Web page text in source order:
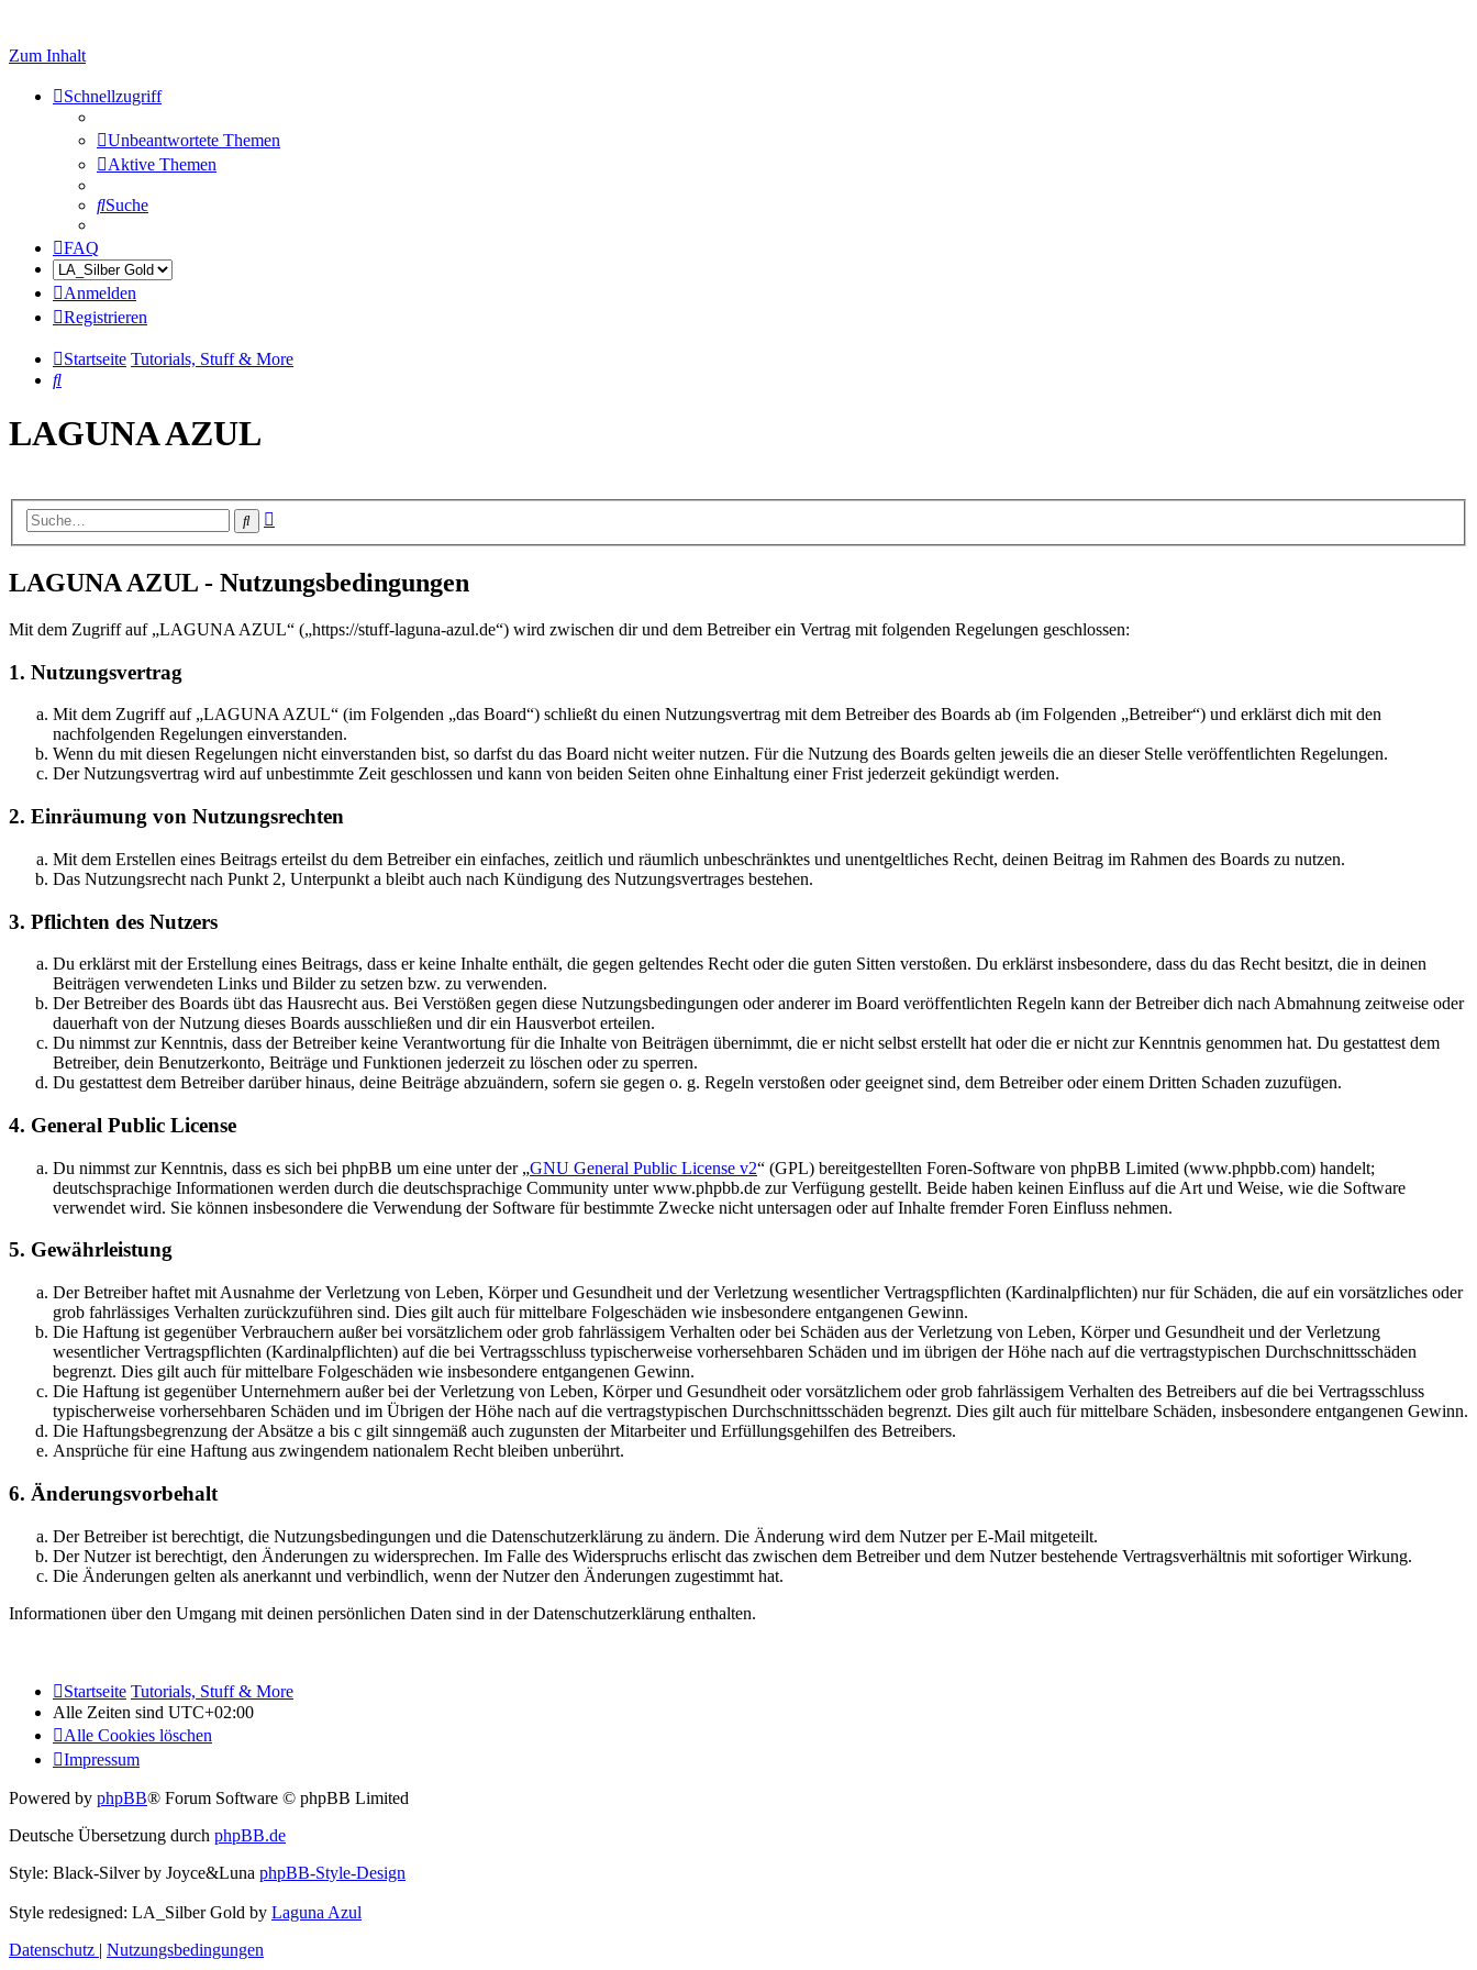
Zum Inhalt
Schnellzugriff
Unbeantwortete Themen
Aktive Themen
Suche
FAQ
Anmelden
Registrieren
Startseite Tutorials, Stuff & More
Suche
LAGUNA AZUL
Suche
LAGUNA AZUL - Nutzungsbedingungen
Mit dem Zugriff auf „LAGUNA AZUL“ („https://stuff-laguna-azul.de“) wird zwischen dir und dem Betreiber ein Vertrag mit folgenden Regelungen geschlossen:
1. Nutzungsvertrag
Mit dem Zugriff auf „LAGUNA AZUL“ (im Folgenden „das Board“) schließt du einen Nutzungsvertrag mit dem Betreiber des Boards ab (im Folgenden „Betreiber“) und erklärst dich mit den
nachfolgenden Regelungen einverstanden.
Wenn du mit diesen Regelungen nicht einverstanden bist, so darfst du das Board nicht weiter nutzen. Für die Nutzung des Boards gelten jeweils die an dieser Stelle veröffentlichten Regelungen.
Der Nutzungsvertrag wird auf unbestimmte Zeit geschlossen und kann von beiden Seiten ohne Einhaltung einer Frist jederzeit gekündigt werden.
2. Einräumung von Nutzungsrechten
Mit dem Erstellen eines Beitrags erteilst du dem Betreiber ein einfaches, zeitlich und räumlich unbeschränktes und unentgeltliches Recht, deinen Beitrag im Rahmen des Boards zu nutzen.
Das Nutzungsrecht nach Punkt 2, Unterpunkt a bleibt auch nach Kündigung des Nutzungsvertrages bestehen.
3. Pflichten des Nutzers
Du erklärst mit der Erstellung eines Beitrags, dass er keine Inhalte enthält, die gegen geltendes Recht oder die guten Sitten verstoßen. Du erklärst insbesondere, dass du das Recht besitzt, die in deinen
Beiträgen verwendeten Links und Bilder zu setzen bzw. zu verwenden.
Der Betreiber des Boards übt das Hausrecht aus. Bei Verstößen gegen diese Nutzungsbedingungen oder anderer im Board veröffentlichten Regeln kann der Betreiber dich nach Abmahnung zeitweise oder
dauerhaft von der Nutzung dieses Boards ausschließen und dir ein Hausverbot erteilen.
Du nimmst zur Kenntnis, dass der Betreiber keine Verantwortung für die Inhalte von Beiträgen übernimmt, die er nicht selbst erstellt hat oder die er nicht zur Kenntnis genommen hat. Du gestattest dem
Betreiber, dein Benutzerkonto, Beiträge und Funktionen jederzeit zu löschen oder zu sperren.
Du gestattest dem Betreiber darüber hinaus, deine Beiträge abzuändern, sofern sie gegen o. g. Regeln verstoßen oder geeignet sind, dem Betreiber oder einem Dritten Schaden zuzufügen.
4. General Public License
Du nimmst zur Kenntnis, dass es sich bei phpBB um eine unter der „GNU General Public License v2“ (GPL) bereitgestellten Foren-Software von phpBB Limited (www.phpbb.com) handelt;
deutschsprachige Informationen werden durch die deutschsprachige Community unter www.phpbb.de zur Verfügung gestellt. Beide haben keinen Einfluss auf die Art und Weise, wie die Software
verwendet wird. Sie können insbesondere die Verwendung der Software für bestimmte Zwecke nicht untersagen oder auf Inhalte fremder Foren Einfluss nehmen.
5. Gewährleistung
Der Betreiber haftet mit Ausnahme der Verletzung von Leben, Körper und Gesundheit und der Verletzung wesentlicher Vertragspflichten (Kardinalpflichten) nur für Schäden, die auf ein vorsätzliches oder
grob fahrlässiges Verhalten zurückzuführen sind. Dies gilt auch für mittelbare Folgeschäden wie insbesondere entgangenen Gewinn.
Die Haftung ist gegenüber Verbrauchern außer bei vorsätzlichem oder grob fahrlässigem Verhalten oder bei Schäden aus der Verletzung von Leben, Körper und Gesundheit und der Verletzung
wesentlicher Vertragspflichten (Kardinalpflichten) auf die bei Vertragsschluss typischerweise vorhersehbaren Schäden und im übrigen der Höhe nach auf die vertragstypischen Durchschnittsschäden
begrenzt. Dies gilt auch für mittelbare Folgeschäden wie insbesondere entgangenen Gewinn.
Die Haftung ist gegenüber Unternehmern außer bei der Verletzung von Leben, Körper und Gesundheit oder vorsätzlichem oder grob fahrlässigem Verhalten des Betreibers auf die bei Vertragsschluss
typischerweise vorhersehbaren Schäden und im Übrigen der Höhe nach auf die vertragstypischen Durchschnittsschäden begrenzt. Dies gilt auch für mittelbare Schäden, insbesondere entgangenen Gewinn.
Die Haftungsbegrenzung der Absätze a bis c gilt sinngemäß auch zugunsten der Mitarbeiter und Erfüllungsgehilfen des Betreibers.
Ansprüche für eine Haftung aus zwingendem nationalem Recht bleiben unberührt.
6. Änderungsvorbehalt
Der Betreiber ist berechtigt, die Nutzungsbedingungen und die Datenschutzerklärung zu ändern. Die Änderung wird dem Nutzer per E-Mail mitgeteilt.
Der Nutzer ist berechtigt, den Änderungen zu widersprechen. Im Falle des Widerspruchs erlischt das zwischen dem Betreiber und dem Nutzer bestehende Vertragsverhältnis mit sofortiger Wirkung.
Die Änderungen gelten als anerkannt und verbindlich, wenn der Nutzer den Änderungen zugestimmt hat.
Informationen über den Umgang mit deinen persönlichen Daten sind in der Datenschutzerklärung enthalten.
Startseite Tutorials, Stuff & More
Alle Zeiten sind UTC+02:00
Alle Cookies löschen
Impressum
Powered by phpBB® Forum Software © phpBB Limited
Deutsche Übersetzung durch phpBB.de
Style: Black-Silver by Joyce&Luna phpBB-Style-Design
Style redesigned: LA_Silber Gold by Laguna Azul
Datenschutz | Nutzungsbedingungen